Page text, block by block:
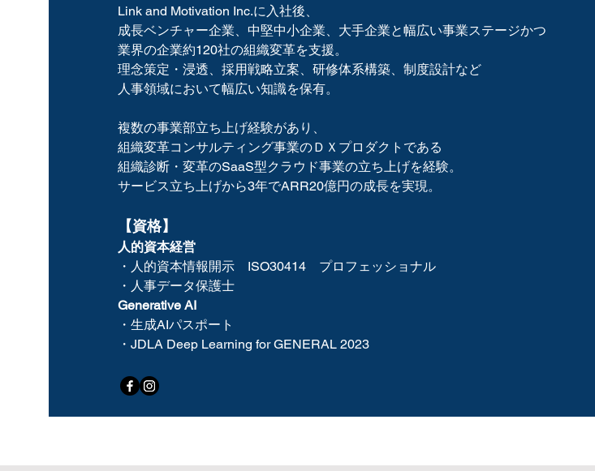
Link and Motivation Inc.に入社後、
成長ベンチャー企業、中堅中小企業、大手企業と幅広い事業ステージかつ
業界の企業約120社の組織変革を支援。
理念策定・浸透、採用戦略立案、研修体系構築、制度設計など
人事領域において幅広い知識を保有。
複数の事業部立ち上げ経験があり、
組織変革コンサルティング事業のＤＸプロダクトである
組織診断・変革のSaaS型クラウド事業の立ち上げを経験。
サービス立ち上げから3年でARR20億円の成長を実現。
​【資格】
人的資本経営
・人的資本情報開示 ISO30414 プロフェッショナル
・人事データ保護士
Generative AI
​・生成AIパスポート
・JDLA Deep Learning for GENERAL 2023